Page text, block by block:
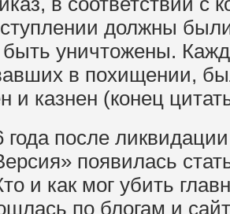
должны
уничтожены.
в похищении,
и казнен (конец
после
появилась
и как мог убить
по блогам и